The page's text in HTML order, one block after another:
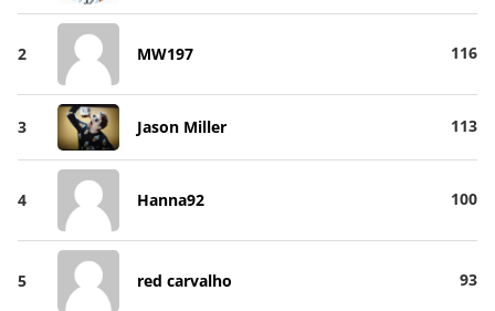
2 MW197 116
3 Jason Miller 113
4 Hanna92 100
5 red carvalho 93